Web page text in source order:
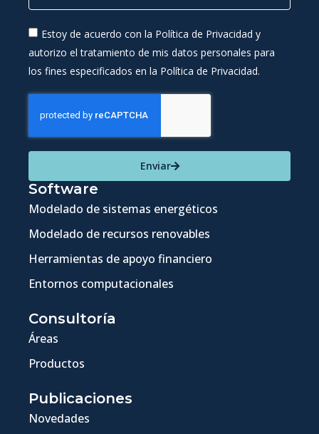
Estoy de acuerdo con la Política de Privacidad y
autorizo el tratamiento de mis datos personales para
los fines especificados en la Política de Privacidad.
Enviar
Software
Modelado de sistemas energéticos
Modelado de recursos renovables
Herramientas de apoyo financiero
Entornos computacionales
Consultoría
Áreas
Productos
Publicaciones
Novedades